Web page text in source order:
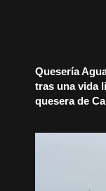
Quesería
tras una vida
quesera de